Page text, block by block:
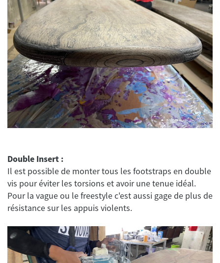
Double Insert :
Il est possible de monter tous les footstraps en double
vis pour éviter les torsions et avoir une tenue idéal.
Pour la vague ou le freestyle c'est aussi gage de plus de